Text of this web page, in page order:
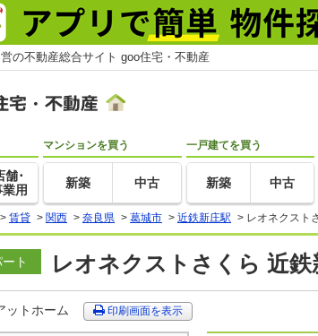
の不動産総合サイト goo住宅・不動産
舗･
用
マンションを買う
新築 中古
一戸建てを買う
新築 中古
> 賃貸 > 関西 > 奈良県 > 葛城市 > 近鉄新庄駅 > レオネクスト
ト レオネクストさくら 近
ットホーム 印刷画面を表示